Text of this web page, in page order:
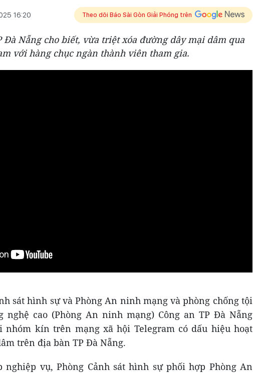
16:20 Theo dõi Báo Sài Gòn Giải Phóng trên
Đà Nẵng cho biết, vừa triệt xóa đường dây mại dâm qua
với hàng chục ngàn thành viên tham gia.
sát hình sự và Phòng An ninh mạng và phòng chống tội
nghệ cao (Phòng An ninh mạng) Công an TP Đà Nẵng
nhóm kín trên mạng xã hội Telegram có dấu hiệu hoạt
trên địa bàn TP Đà Nẵng.
nghiệp vụ, Phòng Cảnh sát hình sự phối hợp Phòng An